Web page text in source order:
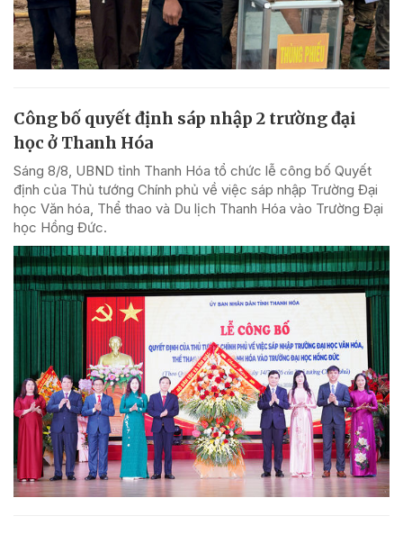
Công bố quyết định sáp nhập 2 trường đại
học ở Thanh Hóa
Sáng 8/8, UBND tỉnh Thanh Hóa tổ chức lễ công bố Quyết
định của Thủ tướng Chính phủ về việc sáp nhập Trường Đại
học Văn hóa, Thể thao và Du lịch Thanh Hóa vào Trường Đại
học Hồng Đức.